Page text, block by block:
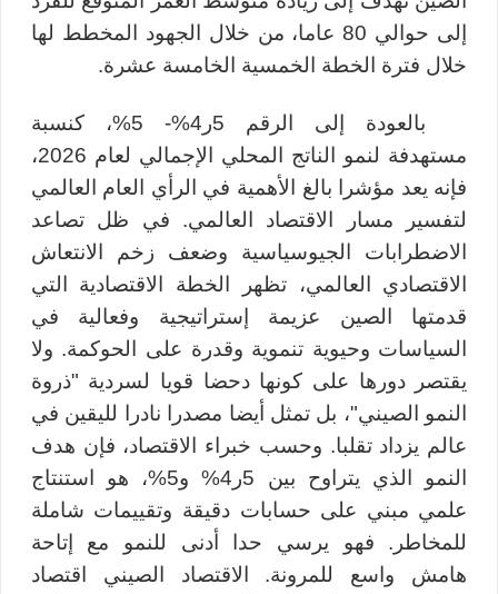
إلى حوالي 80 عاما، من خلال الجهود المخطط لها
خلال فترة الخطة الخمسية الخامسة عشرة.
بالعودة إلى الرقم 5ر4%- 5%، كنسبة
مستهدفة لنمو الناتج المحلي الإجمالي لعام 2026،
فإنه يعد مؤشرا بالغ الأهمية في الرأي العام العالمي
لتفسير مسار الاقتصاد العالمي. في ظل تصاعد
الاضطرابات الجيوسياسية وضعف زخم الانتعاش
الاقتصادي العالمي، تظهر الخطة الاقتصادية التي
قدمتها الصين عزيمة إستراتيجية وفعالية في
السياسات وحيوية تنموية وقدرة على الحوكمة. ولا
يقتصر دورها على كونها دحضا قويا لسردية "ذروة
النمو الصيني"، بل تمثل أيضا مصدرا نادرا لليقين في
عالم يزداد تقلبا. وحسب خبراء الاقتصاد، فإن هدف
النمو الذي يتراوح بين 5ر4% و5%، هو استنتاج
علمي مبني على حسابات دقيقة وتقييمات شاملة
للمخاطر. فهو يرسي حدا أدنى للنمو مع إتاحة
هامش واسع للمرونة. الاقتصاد الصيني اقتصاد